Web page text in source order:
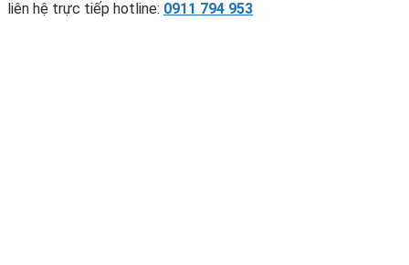
liên hệ trực tiếp hotline: 0911 794 953